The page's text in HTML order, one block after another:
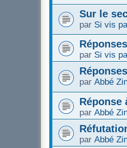
Sur le
par Si vis
par Si vis
par Abbé
Réponse
par Abbé
par Abbé